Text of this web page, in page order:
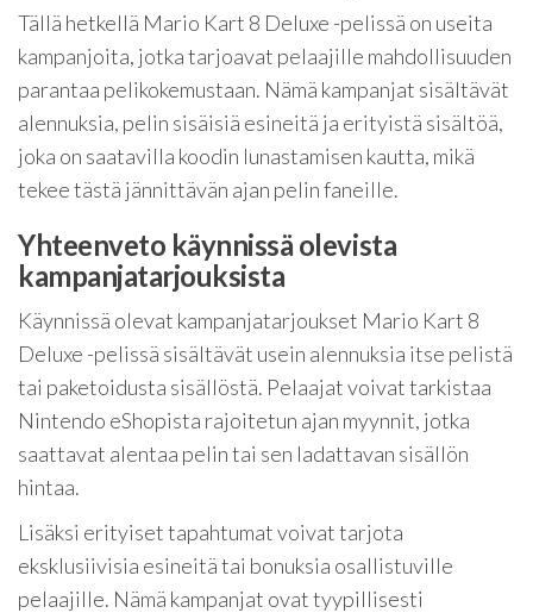
Tällä hetkellä Mario Kart 8 Deluxe -pelissä on useita
kampanjoita, jotka tarjoavat pelaajille mahdollisuuden
parantaa pelikokemustaan. Nämä kampanjat sisältävät
alennuksia, pelin sisäisiä esineitä ja erityistä sisältöä,
joka on saatavilla koodin lunastamisen kautta, mikä
tekee tästä jännittävän ajan pelin faneille.
Yhteenveto käynnissä olevista
kampanjatarjouksista
Käynnissä olevat kampanjatarjoukset Mario Kart 8
Deluxe -pelissä sisältävät usein alennuksia itse pelistä
tai paketoidusta sisällöstä. Pelaajat voivat tarkistaa
Nintendo eShopista rajoitetun ajan myynnit, jotka
saattavat alentaa pelin tai sen ladattavan sisällön
hintaa.
Lisäksi erityiset tapahtumat voivat tarjota
eksklusiivisia esineitä tai bonuksia osallistuville
pelaajille. Nämä kampanjat ovat tyypillisesti